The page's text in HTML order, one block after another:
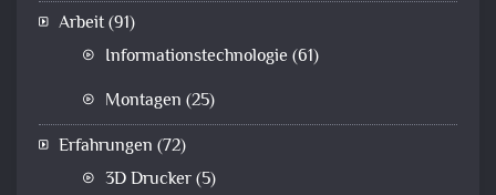
Arbeit(91)
Informationstechnologie (61)
Montagen (25)
Erfahrungen (72)
3D Drucker(5)